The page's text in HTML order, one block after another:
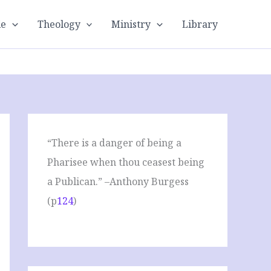
Theology Ministry Library
“There is a danger of being a
Pharisee when thou ceasest being
a Publican.” –Anthony Burgess
(p124)